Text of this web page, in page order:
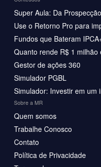
Super Aula: Da
Use o Retorno Pro para
Fundos que Bateram
Quanto rende R$ 1 milhão
Gestor de ações 360
Simulador PGBL
Simulador: Investir em um
Sobre a MR
Quem somos
Trabalhe Conosco
Contato
Política de Privacidade